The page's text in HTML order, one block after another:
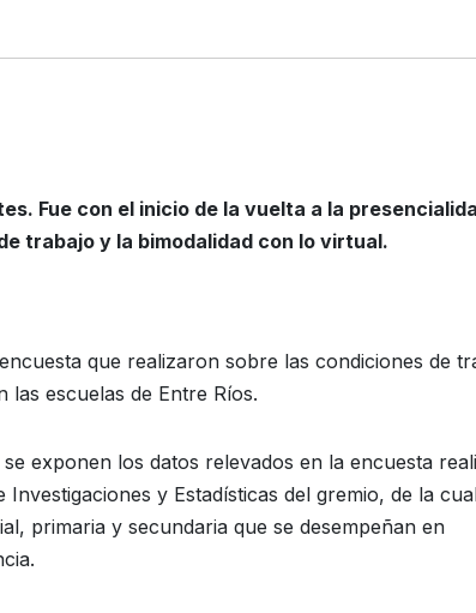
Fue con el inicio de la vuelta a la
trabajo y la bimodalidad con lo virtual.
que realizaron sobre las condiciones de
escuelas de Entre Ríos.
exponen los datos relevados en la encuesta
y Estadísticas del gremio, de la
primaria y secundaria que se desempeñan en